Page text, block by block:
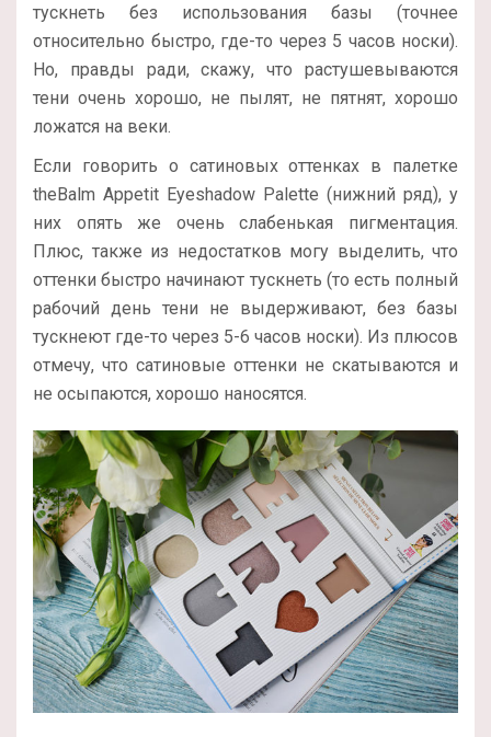
тускнеть без использования базы (точнее
относительно быстро, где-то через 5 часов носки).
Но, правды ради, скажу, что растушевываются
тени очень хорошо, не пылят, не пятнят, хорошо
ложатся на веки.
Если говорить о сатиновых оттенках в палетке
theBalm Appetit Eyeshadow Palette (нижний ряд), у
них опять же очень слабенькая пигментация.
Плюс, также из недостатков могу выделить, что
оттенки быстро начинают тускнеть (то есть полный
рабочий день тени не выдерживают, без базы
тускнеют где-то через 5-6 часов носки). Из плюсов
отмечу, что сатиновые оттенки не скатываются и
не осыпаются, хорошо наносятся.